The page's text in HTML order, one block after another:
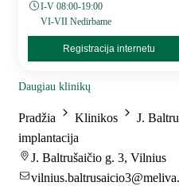
I-V 08:00-19:00
VI-VII Nedirbame
Registracija internetu
Daugiau klinikų
Pradžia Klinikos J.
implantacija
J. Baltrušaičio g. 3, Vilnius